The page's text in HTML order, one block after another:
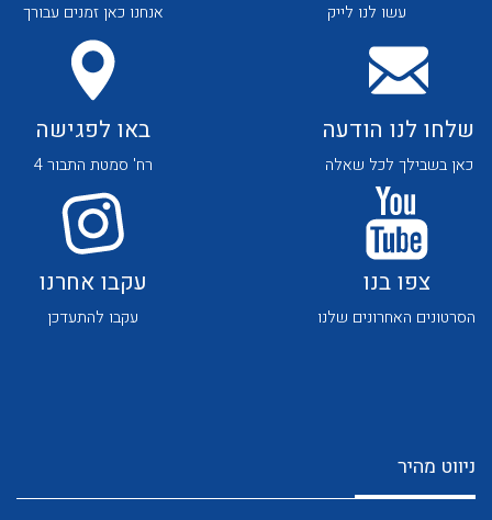
עשו לנו לייק אנחנו כאן זמנים עבורך
שלחו לנו הודעה
כאן בשבילך לכל שאלה
באו לפגישה
רח' סמטת התבור 4
צפו בנו
הסרטונים האחרונים שלנו
עקבו אחרנו
עקבו להתעדכן
ניווט מהיר